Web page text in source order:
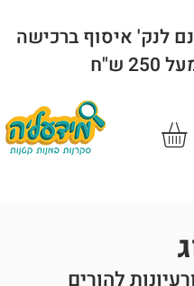
לנק' איסוף ברכישה
250 ש"ח
להורים